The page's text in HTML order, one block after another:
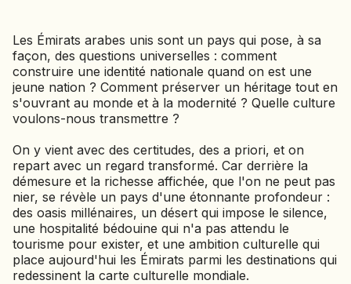
Les Émirats arabes unis sont un pays qui pose, à sa
façon, des questions universelles : comment
construire une identité nationale quand on est une
jeune nation ? Comment préserver un héritage tout en
s'ouvrant au monde et à la modernité ? Quelle culture
voulons-nous transmettre ?
On y vient avec des certitudes, des a priori, et on
repart avec un regard transformé. Car derrière la
démesure et la richesse affichée, que l'on ne peut pas
nier, se révèle un pays d'une étonnante profondeur :
des oasis millénaires, un désert qui impose le silence,
une hospitalité bédouine qui n'a pas attendu le
tourisme pour exister, et une ambition culturelle qui
place aujourd'hui les Émirats parmi les destinations qui
redessinent la carte culturelle mondiale.